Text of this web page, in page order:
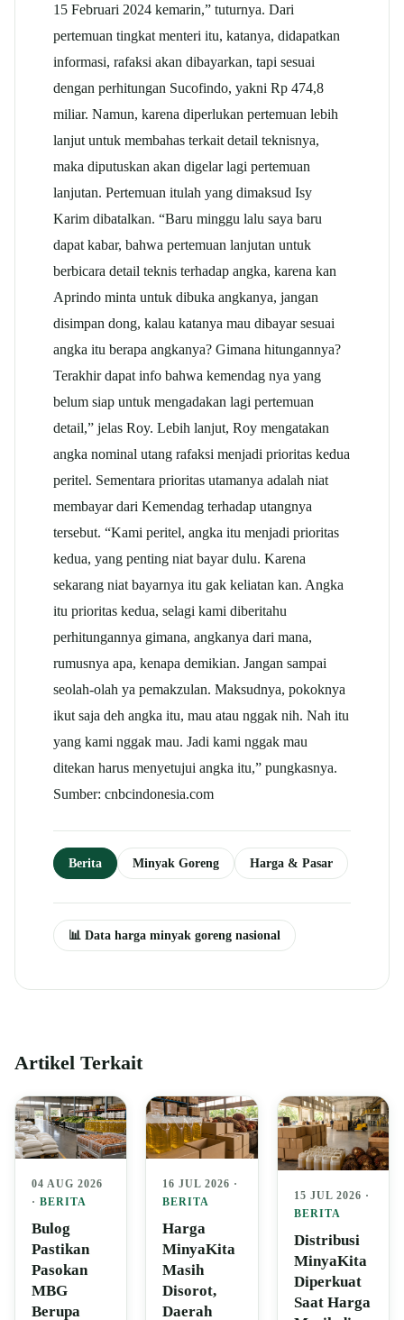
15 Februari 2024 kemarin,” tuturnya. Dari
pertemuan tingkat menteri itu, katanya, didapatkan
informasi, rafaksi akan dibayarkan, tapi sesuai
dengan perhitungan Sucofindo, yakni Rp 474,8
miliar. Namun, karena diperlukan pertemuan lebih
lanjut untuk membahas terkait detail teknisnya,
maka diputuskan akan digelar lagi pertemuan
lanjutan. Pertemuan itulah yang dimaksud Isy
Karim dibatalkan. “Baru minggu lalu saya baru
dapat kabar, bahwa pertemuan lanjutan untuk
berbicara detail teknis terhadap angka, karena kan
Aprindo minta untuk dibuka angkanya, jangan
disimpan dong, kalau katanya mau dibayar sesuai
angka itu berapa angkanya? Gimana hitungannya?
Terakhir dapat info bahwa kemendag nya yang
belum siap untuk mengadakan lagi pertemuan
detail,” jelas Roy. Lebih lanjut, Roy mengatakan
angka nominal utang rafaksi menjadi prioritas kedua
peritel. Sementara prioritas utamanya adalah niat
membayar dari Kemendag terhadap utangnya
tersebut. “Kami peritel, angka itu menjadi prioritas
kedua, yang penting niat bayar dulu. Karena
sekarang niat bayarnya itu gak keliatan kan. Angka
itu prioritas kedua, selagi kami diberitahu
perhitungannya gimana, angkanya dari mana,
rumusnya apa, kenapa demikian. Jangan sampai
seolah-olah ya pemakzulan. Maksudnya, pokoknya
ikut saja deh angka itu, mau atau nggak nih. Nah itu
yang kami nggak mau. Jadi kami nggak mau
ditekan harus menyetujui angka itu,” pungkasnya.
Sumber: cnbcindonesia.com
Berita Minyak Goreng Harga & Pasar
📊 Data harga minyak goreng nasional
Artikel Terkait
04 AUG 2026
· BERITA
Bulog
Pastikan
Pasokan
MBG
Berupa
16 JUL 2026 ·
BERITA
Harga
MinyaKita
Masih
Disorot,
Daerah
15 JUL 2026 ·
BERITA
Distribusi
MinyaKita
Diperkuat
Saat Harga